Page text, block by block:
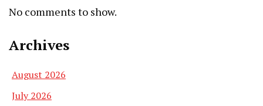
No comments to show.
Archives
August 2026
July 2026